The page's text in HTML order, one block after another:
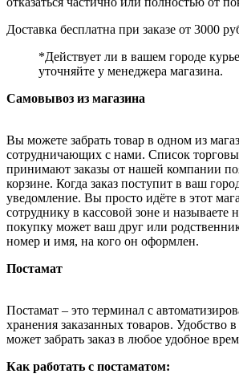
Доставка бесплатна при заказе от 3000
*Действует ли в вашем городе
уточняйте у менеджера магазина.
Самовывоз из магазина
Вы можете забрать товар в одном из
сотрудничающих с нами. Список
принимают заказы от нашей компании
корзине. Когда заказ поступит в ваш
уведомление. Вы просто идёте в этот
сотруднику в кассовой зоне и называете
покупку может ваш друг или
номер и имя, на кого он оформлен.
Постамат
Постамат – это терминал с
хранения заказанных товаров. Удобство
может забрать заказ в любое удобное
Как работать с постаматом: